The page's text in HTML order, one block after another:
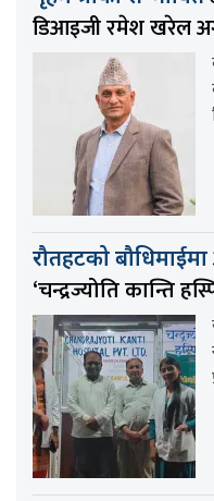
डिआइजी रमेश खरेल
रौतहटको बौधिमाईमा
‘चन्द्रज्योति कान्ति